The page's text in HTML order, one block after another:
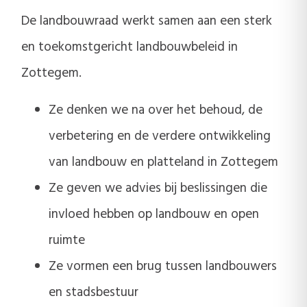
De landbouwraad werkt samen aan een sterk
en toekomstgericht landbouwbeleid in
Zottegem.
Ze denken we na over het behoud, de
verbetering en de verdere ontwikkeling
van landbouw en platteland in Zottegem
Ze geven we advies bij beslissingen die
invloed hebben op landbouw en open
ruimte
Ze vormen een brug tussen landbouwers
en stadsbestuur